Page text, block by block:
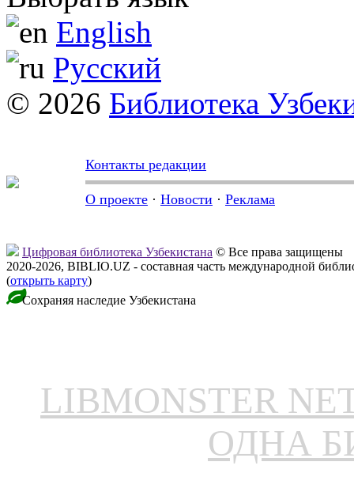
English
Русский
© 2026 Библиотека
Контакты редакции
О проекте · Новости · Реклама
Цифровая библиотека Узбекистана © Все права защищены
2020-2026, BIBLIO.UZ - составная часть международной
(открыть карту)
Сохраняя наследие Узбекистана
LIBMONSTER
ОДНА